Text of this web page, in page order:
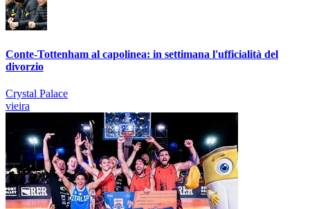
Conte-Tottenham al capolinea: in settimana l'ufficialità del
divorzio
Crystal Palace
vieira